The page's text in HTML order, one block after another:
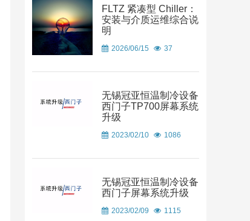
FLTZ 紧凑型 Chiller：
安装与介质运维综合说
明
2026/06/15 37
无锡冠亚恒温制冷设备
西门子TP700屏幕系统
升级
2023/02/10 1086
无锡冠亚恒温制冷设备
西门子屏幕系统升级
2023/02/09 1115